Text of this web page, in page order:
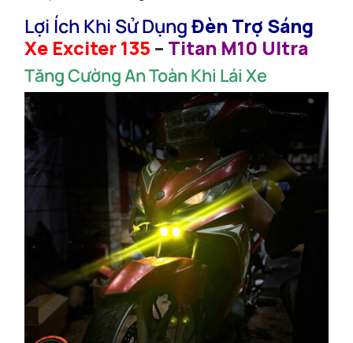
Lợi Ích Khi Sử DụngĐèn Trợ Sáng
Xe Exciter 135 – Titan M10 Ultra
Tăng Cường An Toàn Khi Lái Xe